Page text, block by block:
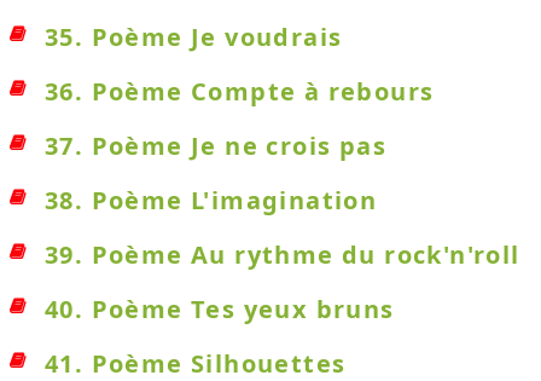
35. Poème Je voudrais
36. Poème Compte à rebours
37. Poème Je ne crois pas
38. Poème L'imagination
39. Poème Au rythme du rock'n'roll
40. Poème Tes yeux bruns
41. Poème Silhouettes